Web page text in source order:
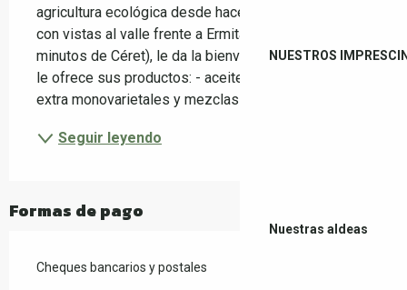
NUESTROS
Nuestras aldeas
agricultura ecológica desde hace más de 30 años,
con vistas al valle frente a Ermitage St Férréol (a 15
minutos de Céret), le da la bienvenida todo el año y
le ofrece sus productos: - aceites de oliva virgen
extra monovarietales y mezclas (galardonados...
Seguir leyendo
Formas de pago
Cheques bancarios y postales